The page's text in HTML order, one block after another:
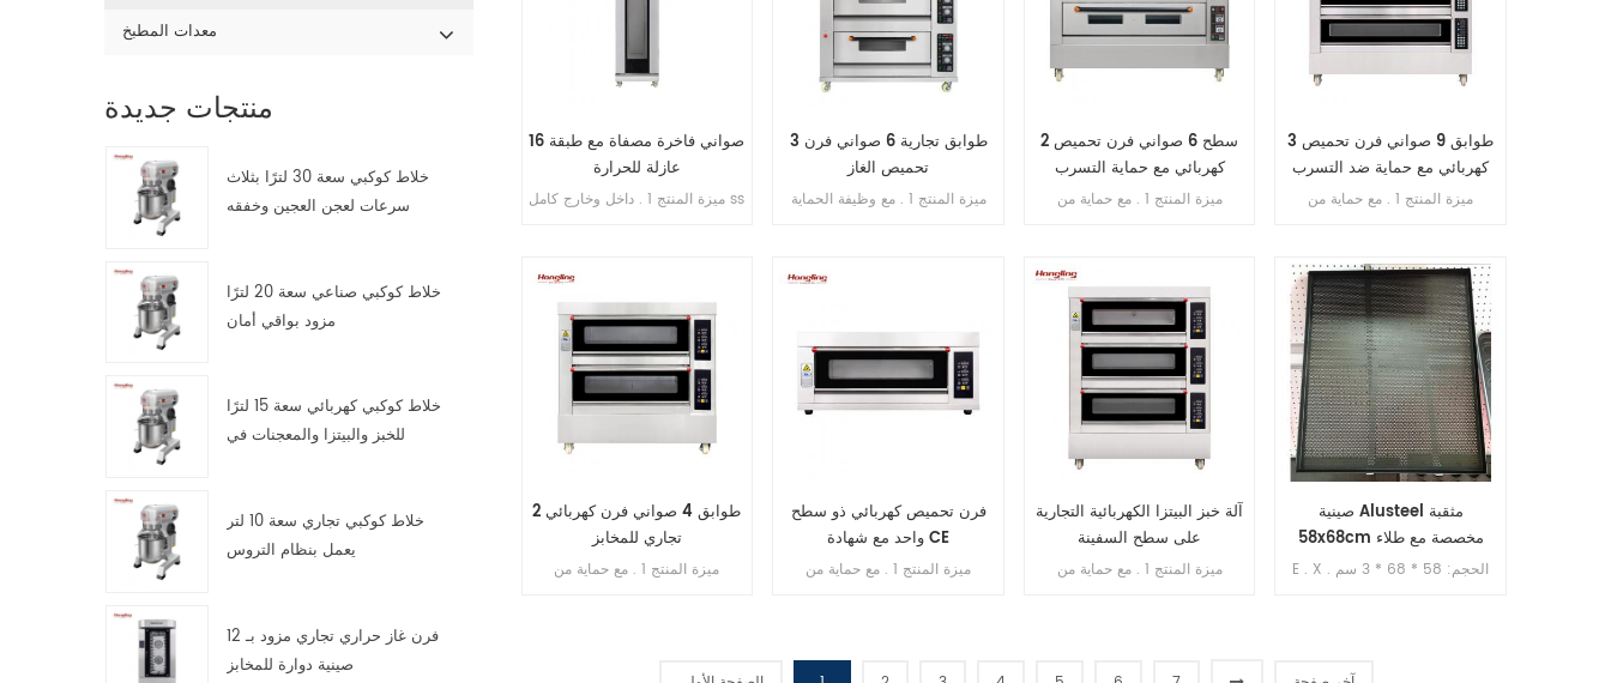
معدات المطبخ
منتجات جديدة
خلاط كوكبي سعة 30 لترًا بثلاث
سرعات لعجن العجين وخفقه
خلاط كوكبي صناعي سعة 20 لترًا
مزود بواقي أمان
خلاط كوكبي كهربائي سعة 15 لترًا
للخبز والبيتزا والمعجنات في
خلاط كوكبي تجاري سعة 10 لتر
يعمل بنظام التروس
فرن غاز حراري تجاري مزود بـ 12
صينية دوارة للمخابز
16 صواني فاخرة مصفاة مع طبقة
عازلة للحرارة
ميزة المنتج 1 . داخل وخارج كامل ss
شاشة رقمية للتحكم بالحاسوب
6 . مروحة دائرية مدمجة 7 . مسافة
قابلة للتعديل من الدرج إلى الدرج
3 طوابق تجارية 6 صواني فرن
تحميص الغاز
ميزة المنتج 1 . مع وظيفة الحماية
. 4 . أنابيب غاز الألومنيوم / النحاس
2 سطح 6 صواني فرن تحميص
كهربائي مع حماية التسرب
ميزة المنتج 1 . مع حماية من
3 طوابق 9 صواني فرن تحميص
كهربائي مع حماية ضد التسرب
ميزة المنتج 1 . مع حماية من
الزائدة / التحميل الزائد . 4 . مع
تحكم في الموقت
2 طوابق 4 صواني فرن كهربائي
تجاري للمخابز
ميزة المنتج 1 . مع حماية من
فرن تحميص كهربائي ذو سطح
واحد مع شهادة CE
ميزة المنتج 1 . مع حماية من
آلة خبز البيتزا الكهربائية التجارية
على سطح السفينة
ميزة المنتج 1 . مع حماية من
صينية Alusteel مثقبة
58x68cm مخصصة مع طلاء
تفلون
E . X . الحجم: 58 * 68 * 3 سم